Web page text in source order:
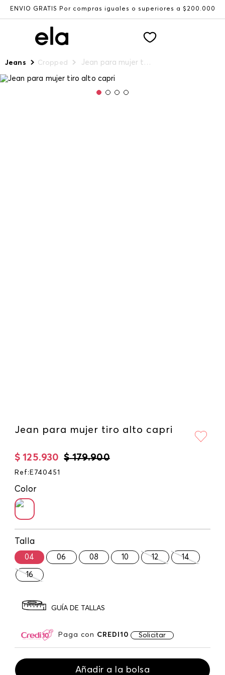
ENVÍO GRATIS Por compras iguales o superiores a $200.000
Jeans Cropped Jean para mujer tiro alto capri
Jean para mujer tiro alto capri
$ 179.900
$ 125.930
Ref : E740451
Color
Talla
04 06 08 10 12 14
16
GUÍA DE TALLAS
Paga con CREDI10 Solicitar
Añadir a la bolsa